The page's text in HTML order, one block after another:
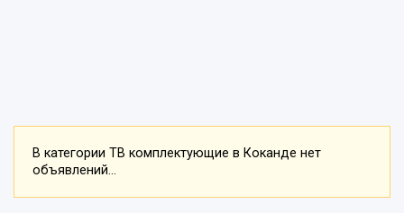
В категории ТВ комплектующие в Коканде нет
объявлений...